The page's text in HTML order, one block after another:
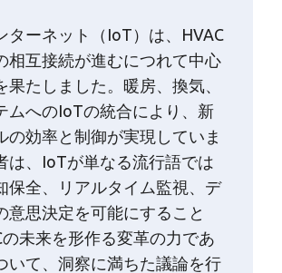
ターネット（IoT）は、HVAC
相互接続が進むにつれて中心
果たしました。暖房、換気、
ムへのIoTの統合により、新
の効率と制御が実現していま
は、IoTが単なる流行語では
保全、リアルタイム監視、デ
意思決定を可能にすること
の未来を形作る変革の力であ
いて、洞察に満ちた議論を行